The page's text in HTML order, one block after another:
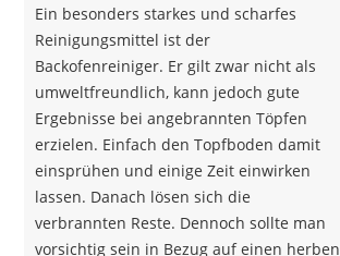
Ein besonders starkes und scharfes
Reinigungsmittel ist der
Backofenreiniger. Er gilt zwar nicht als
umweltfreundlich, kann jedoch gute
Ergebnisse bei angebrannten Töpfen
erzielen. Einfach den Topfboden damit
einsprühen und einige Zeit einwirken
lassen. Danach lösen sich die
verbrannten Reste. Dennoch sollte man
vorsichtig sein in Bezug auf einen herben